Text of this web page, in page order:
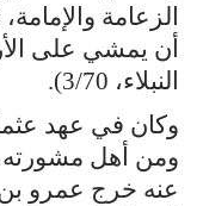
الزعامة
أن يمشي على
النبلاء، 3/70).
وكان في عهد
ومن أهل
عنه خرج عمرو بن